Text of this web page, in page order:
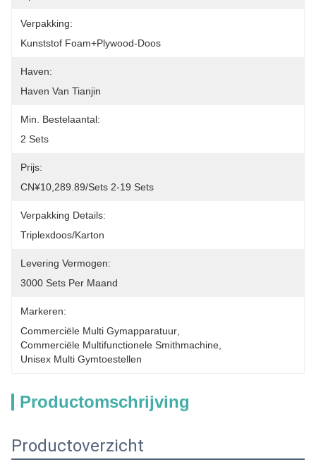
Verpakking:
Kunststof Foam+plywood-Doos
Haven:
Haven Van Tianjin
Min. Bestelaantal:
2 Sets
Prijs:
CN¥10,289.89/sets 2-19 Sets
Verpakking Details:
Triplexdoos/Karton
Levering Vermogen:
3000 Sets Per Maand
Markeren:
Commerciële Multi Gymapparatuur
Commerciële Multifunctionele Smithmachine
Unisex Multi Gymtoestellen
Productomschrijving
Productoverzicht